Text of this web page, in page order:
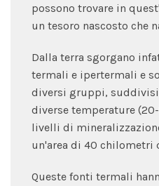
possono trovare in
un tesoro nascosto che
Dalla terra sgorgano
termali e ipertermali e
diversi gruppi,
diverse temperature
livelli di
un'area di 40 chilometri
Queste fonti termali